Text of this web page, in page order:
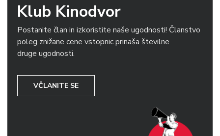
Klub Kinodvor
Postanite član in izkoristite naše ugodnosti! Članstvo
poleg znižane cene vstopnic prinaša številne
druge ugodnosti.
VČLANITE SE